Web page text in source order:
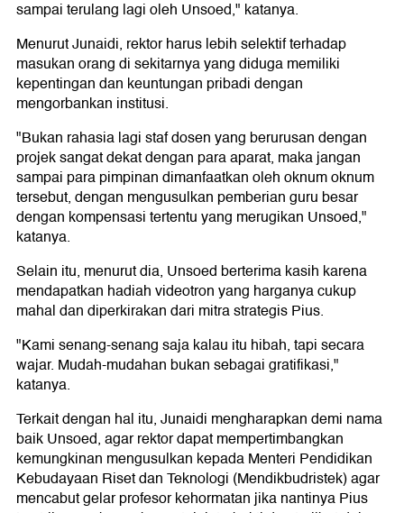
sampai terulang lagi oleh Unsoed," katanya.
Menurut Junaidi, rektor harus lebih selektif terhadap
masukan orang di sekitarnya yang diduga memiliki
kepentingan dan keuntungan pribadi dengan
mengorbankan institusi.
"Bukan rahasia lagi staf dosen yang berurusan dengan
projek sangat dekat dengan para aparat, maka jangan
sampai para pimpinan dimanfaatkan oleh oknum oknum
tersebut, dengan mengusulkan pemberian guru besar
dengan kompensasi tertentu yang merugikan Unsoed,"
katanya.
Selain itu, menurut dia, Unsoed berterima kasih karena
mendapatkan hadiah videotron yang harganya cukup
mahal dan diperkirakan dari mitra strategis Pius.
"Kami senang-senang saja kalau itu hibah, tapi secara
wajar. Mudah-mudahan bukan sebagai gratifikasi,"
katanya.
Terkait dengan hal itu, Junaidi mengharapkan demi nama
baik Unsoed, agar rektor dapat mempertimbangkan
kemungkinan mengusulkan kepada Menteri Pendidikan
Kebudayaan Riset dan Teknologi (Mendikbudristek) agar
mencabut gelar profesor kehormatan jika nantinya Pius